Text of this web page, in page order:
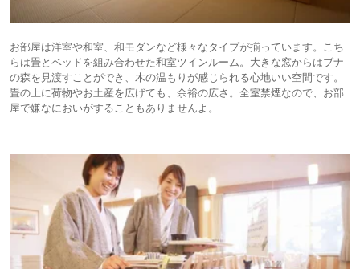
お部屋は洋室や和室、和モダンなど様々なタイプが揃っています。こち
らは畳とベッドを組み合わせた和室ツインルーム。大きな窓からはブナ
の森を見渡すことができ、木の温もりが感じられる心地いい空間です。
畳の上に荷物やお土産を広げても、余裕の広さ。全室禁煙なので、お部
屋で嫌なにおいがすることもありませんよ。